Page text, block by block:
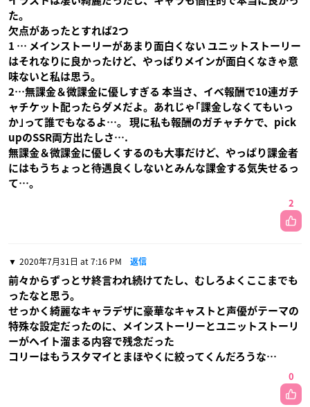
た。
欠点があったとすれば2つ
1 … メインストーリーがあまり面白くない ユニットストーリー
はそれなりに良かったけど、やっぱりメインが面白くなきゃ意
味ないと私は思う。
2…無課金＆微課金に優しすぎる 本当さ、イベ報酬で10連ガチ
ャチケット配ったらダメだよ。あれじゃ｢課金しなくてもいっ
か｣って誰でもなるよ…。 現に私も報酬のガチャチケで、pick
upのSSR両方出たしさ….
無課金＆微課金に優しくするのも大事だけど、やっぱり課金者
にはもうちょっと待遇良くしないとみんな課金する気失せるっ
て…。
2
2020年7月31日 at 7:16 PM 返信
前々からずっとサ終言われ続けてたし、むしろよくここまでも
ったなと思う。
せっかく綺麗なキャラデザに豪華なキャストと声優がテーマの
特殊な設定だったのに、メインストーリーとユニットストーリ
ーがヘイト溜まる内容で残念だった
コリーはもうスタマイとまほやくに絞ってくんだろうな…
0